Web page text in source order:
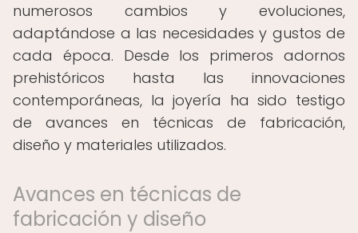
numerosos cambios y evoluciones,
adaptándose a las necesidades y gustos de
cada época. Desde los primeros adornos
prehistóricos hasta las innovaciones
contemporáneas, la joyería ha sido testigo
de avances en técnicas de fabricación,
diseño y materiales utilizados.
Avances en técnicas de
fabricación y diseño